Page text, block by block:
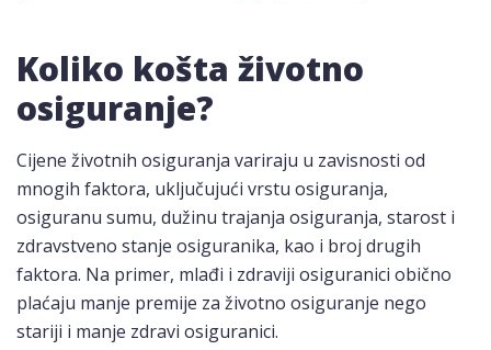
Koliko košta životno
osiguranje?
Cijene životnih osiguranja variraju u zavisnosti od
mnogih faktora, uključujući vrstu osiguranja,
osiguranu sumu, dužinu trajanja osiguranja, starost i
zdravstveno stanje osiguranika, kao i broj drugih
faktora. Na primer, mlađi i zdraviji osiguranici obično
plaćaju manje premije za životno osiguranje nego
stariji i manje zdravi osiguranici.